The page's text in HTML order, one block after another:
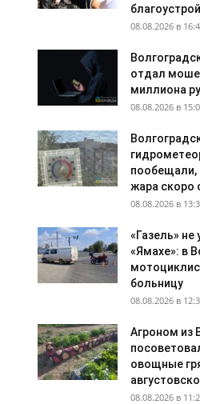
08.08.2026 в
отдал
миллиона
08.08.2026 в
пообещали,
жара скоро
08.08.2026 в
«Газель» не
«Ямахе»: в
больницу
08.08.2026 в
Агроном из
овощные
08.08.2026 в